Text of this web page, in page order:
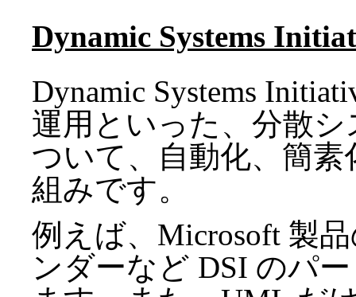
Dynamic Systems
Dynamic Systems
運用といった、分散
ついて、自動化、簡
組みです。
例えば、Microsoft 製
ンダーなど DSI のパ